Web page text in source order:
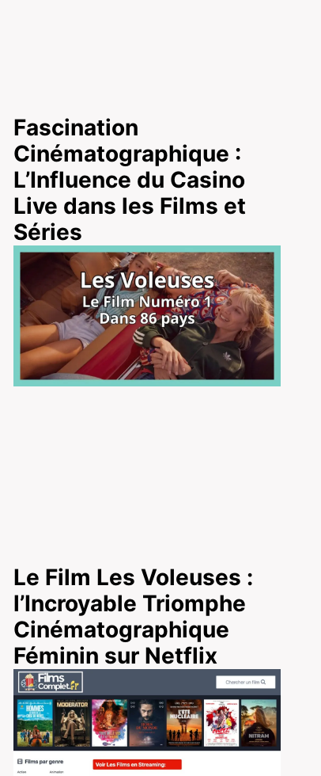
Fascination
Cinématographique :
L’Influence du Casino
Live dans les Films et
Séries
Le Film Les Voleuses :
l’Incroyable Triomphe
Cinématographique
Féminin sur Netflix